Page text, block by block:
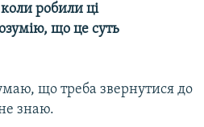
робили ці
що це суть
що треба звернутися до
знаю.